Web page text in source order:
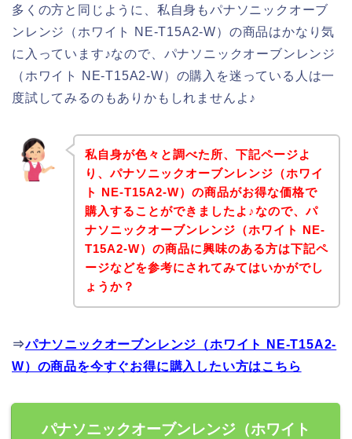
多くの方と同じように、私自身もパナソニックオーブ
ンレンジ（ホワイト NE-T15A2-W）の商品はかなり気
に入っています♪なので、パナソニックオーブンレンジ
（ホワイト NE-T15A2-W）の購入を迷っている人は一
度試してみるのもありかもしれませんよ♪
私自身が色々と調べた所、下記ページよ
り、パナソニックオーブンレンジ（ホワイ
ト NE-T15A2-W）の商品がお得な価格で
購入することができましたよ♪なので、パ
ナソニックオーブンレンジ（ホワイト NE-
T15A2-W）の商品に興味のある方は下記ペ
ージなどを参考にされてみてはいかがでし
ょうか？
⇒パナソニックオーブンレンジ（ホワイト NE-T15A2-
W）の商品を今すぐお得に購入したい方はこちら
パナソニックオーブンレンジ（ホワイト